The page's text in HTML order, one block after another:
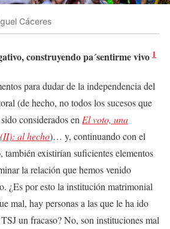
Cáceres
construyendo pa´sentirme vivo 1
para dudar de la independencia del
(de hecho, no todos los sucesos que
considerados en El voto, una
al hecho)… y, continuando con el
existirían suficientes elementos
la relación que hemos venido
¿Es por esto la institución matrimonial
mal, hay personas a las que le ha ido
un fracaso? No, son instituciones mal